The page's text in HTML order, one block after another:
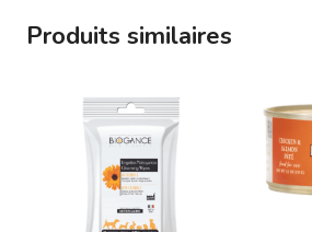
Produits similaires